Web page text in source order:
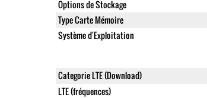
Options de Stockage
Type Carte Mémoire
Système d'Exploitation
Categorie LTE (Download)
LTE (fréquences)